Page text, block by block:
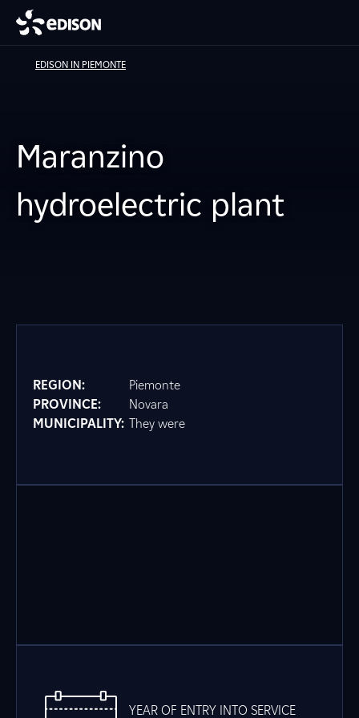
EDISON IN PIEMONTE
Maranzino
hydroelectric plant
REGION:
Piemonte
PROVINCE:
Novara
MUNICIPALITY: They were
YEAR OF ENTRY INTO SERVICE